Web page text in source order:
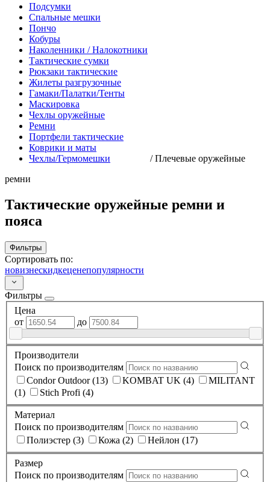
Подсумки
Спальные мешки
Пончо
Кобуры
Наколенники / Налокотники
Тактические сумки
Рюкзаки тактические
Жилеты разгрузочные
Гамаки/Палатки/Тенты
Маскировка
Чехлы оружейные
Ремни
Портфели тактические
Коврики и маты
Чехлы/Гермомешки
/Плечевые оружейные
ремни
Тактические оружейные ремни и
пояса
Фильтры
Сортировать по:
новизнескидкеценепопулярности
Фильтры
Цена
от
до
Производители
Поиск по производителям
Condor Outdoor (13)
KOMBAT UK (4)
MILITANT
(1)
Stich Profi (4)
Материал
Поиск по производителям
Полиэстер (3)
Кожа (2) Нейлон (17)
Размер
Поиск по производителям